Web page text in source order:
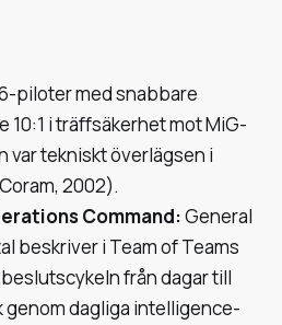
piloter med snabbare
10:1 i träffsäkerhet mot MiG-
var tekniskt överlägsen i
2002).
Command:General
beskriver i Team of Teams
från dagar till
genom dagliga intelligence-